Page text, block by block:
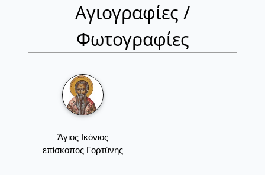
Αγιογραφίες /
Φωτογραφίες
Άγιος Ικόνιος
επίσκοπος Γορτύνης